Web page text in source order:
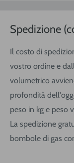
Spedizione
Il costo di
vostro ordine e
volumetrico
profondità
peso in kg e peso
La spedizione
bombole di gas